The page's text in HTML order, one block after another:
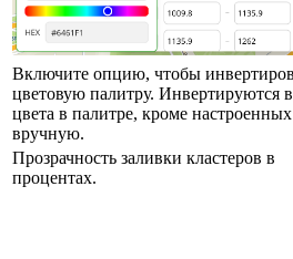
Включите опцию, чтобы
цветовую палитру. Инвертируются
цвета в палитре, кроме настроенных
вручную.
Прозрачность заливки кластеров в
процентах.